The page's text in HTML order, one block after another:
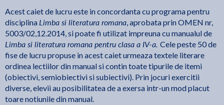
Acest caiet de lucru este in concordanta cu programa pentru
disciplina Limba si literatura romana, aprobata prin OMEN nr,
5003/02,12.2014, si poate fi utilizat impreuna cu manualul de
Limba si literatura romana pentru clasa a IV-a. Cele peste 50 de
fise de lucru propuse in acest caiet urmeaza textele literare
ordinea lectiilor din manual si contin toate tipurile de itemi
(obiectivi, semiobiectivi si subiectivi). Prin jocuri exercitii
diverse, elevii au posibilitatea de a exersa intr-un mod placut
toare notiunile din manual.